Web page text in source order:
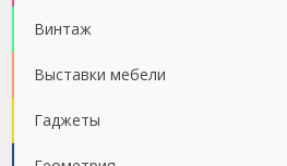
Винтаж
Выставки мебели
Гаджеты